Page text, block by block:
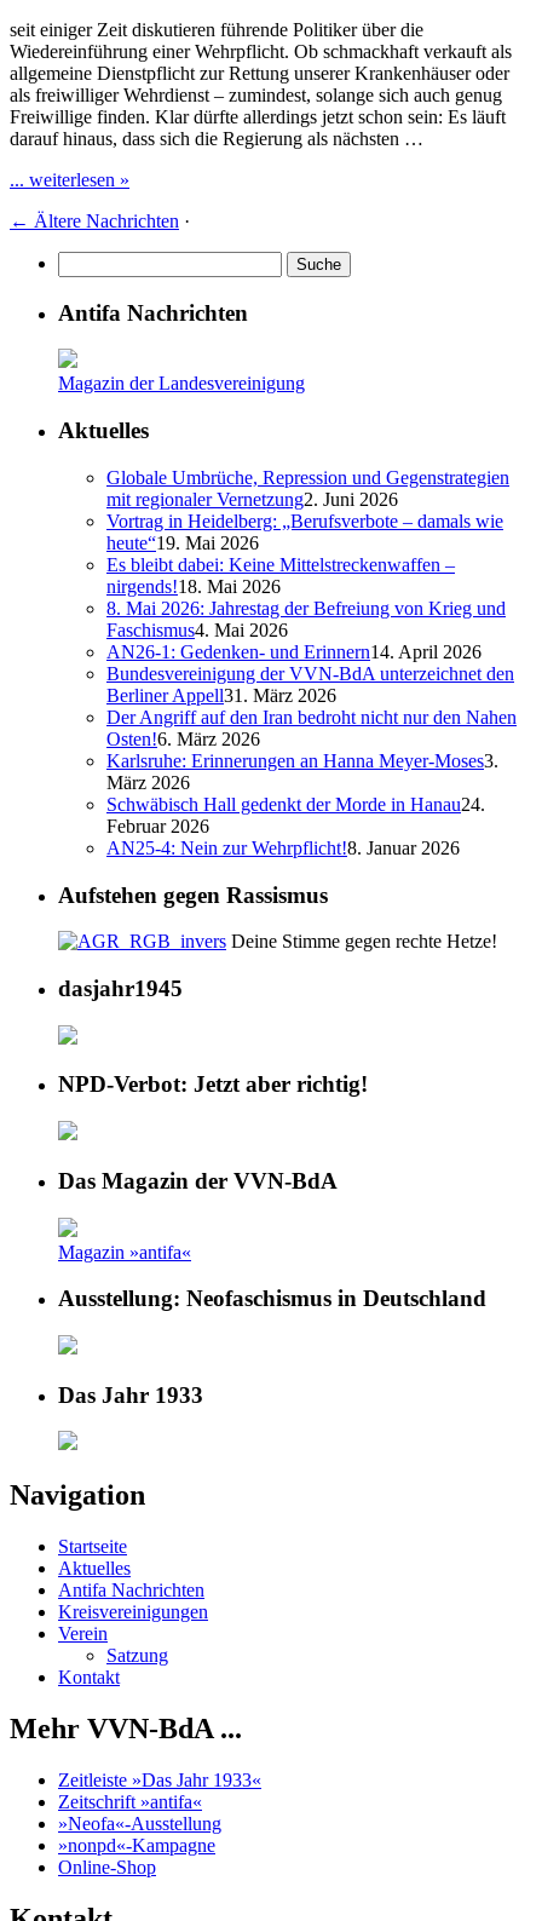
seit einiger Zeit diskutieren führende Politiker über die
Wiedereinführung einer Wehrpflicht. Ob schmackhaft verkauft als
allgemeine Dienstpflicht zur Rettung unserer Krankenhäuser oder
als freiwilliger Wehrdienst – zumindest, solange sich auch genug
Freiwillige finden. Klar dürfte allerdings jetzt schon sein: Es läuft
darauf hinaus, dass sich die Regierung als nächsten …
... weiterlesen »
← Ältere Nachrichten ·
Antifa Nachrichten
Magazin der Landesvereinigung
Aktuelles
Globale Umbrüche, Repression und Gegenstrategien
mit regionaler Vernetzung2. Juni 2026
Vortrag in Heidelberg: „Berufsverbote – damals wie
heute“19. Mai 2026
Es bleibt dabei: Keine Mittelstreckenwaffen –
nirgends!18. Mai 2026
8. Mai 2026: Jahrestag der Befreiung von Krieg und
Faschismus4. Mai 2026
AN26-1: Gedenken- und Erinnern14. April 2026
Bundesvereinigung der VVN-BdA unterzeichnet den
Berliner Appell31. März 2026
Der Angriff auf den Iran bedroht nicht nur den Nahen
Osten!6. März 2026
Karlsruhe: Erinnerungen an Hanna Meyer-Moses3.
März 2026
Schwäbisch Hall gedenkt der Morde in Hanau24.
Februar 2026
AN25-4: Nein zur Wehrpflicht!8. Januar 2026
Aufstehen gegen Rassismus
Deine Stimme gegen rechte Hetze!
dasjahr1945
NPD-Verbot: Jetzt aber richtig!
Das Magazin der VVN-BdA
Magazin »antifa«
Ausstellung: Neofaschismus in Deutschland
Das Jahr 1933
Navigation
Startseite
Aktuelles
Antifa Nachrichten
Kreisvereinigungen
Verein
Satzung
Kontakt
Mehr VVN-BdA ...
Zeitleiste »Das Jahr 1933«
Zeitschrift »antifa«
»Neofa«-Ausstellung
»nonpd«-Kampagne
Online-Shop